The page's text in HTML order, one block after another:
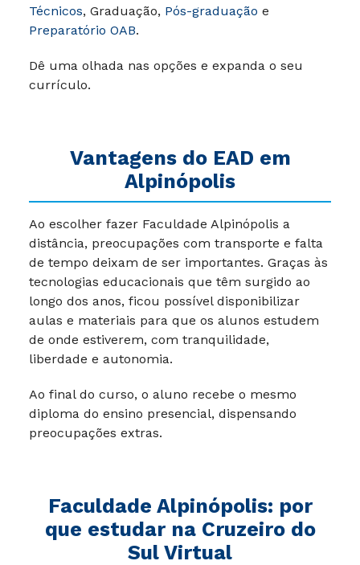
Técnicos, Graduação, Pós-graduação e
Preparatório OAB.
Dê uma olhada nas opções e expanda o seu
currículo.
Vantagens do EAD em
Alpinópolis
Ao escolher fazer Faculdade Alpinópolis a
distância, preocupações com transporte e falta
de tempo deixam de ser importantes. Graças às
tecnologias educacionais que têm surgido ao
longo dos anos, ficou possível disponibilizar
aulas e materiais para que os alunos estudem
de onde estiverem, com tranquilidade,
liberdade e autonomia.
Ao final do curso, o aluno recebe o mesmo
diploma do ensino presencial, dispensando
preocupações extras.
Faculdade Alpinópolis: por
que estudar na Cruzeiro do
Sul Virtual